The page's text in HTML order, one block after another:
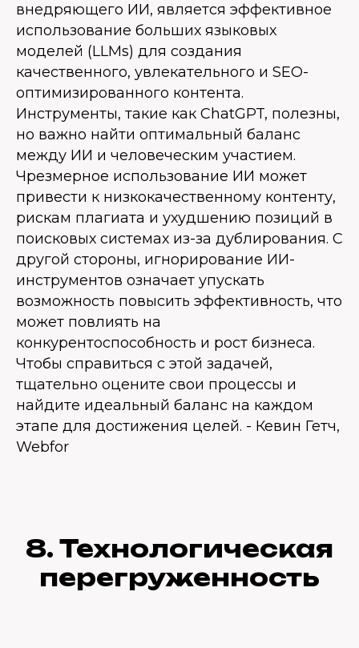
внедряющего ИИ, является эффективное
использование больших языковых
моделей (LLMs) для создания
качественного, увлекательного и SEO-
оптимизированного контента.
Инструменты, такие как ChatGPT, полезны,
но важно найти оптимальный баланс
между ИИ и человеческим участием.
Чрезмерное использование ИИ может
привести к низкокачественному контенту,
рискам плагиата и ухудшению позиций в
поисковых системах из-за дублирования. С
другой стороны, игнорирование ИИ-
инструментов означает упускать
возможность повысить эффективность, что
может повлиять на
конкурентоспособность и рост бизнеса.
Чтобы справиться с этой задачей,
тщательно оцените свои процессы и
найдите идеальный баланс на каждом
этапе для достижения целей. - Кевин Гетч,
Webfor
8. Технологическая
перегруженность